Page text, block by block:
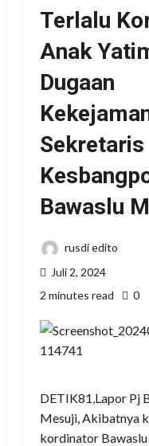
Terlalu
Anak
Dugaan
Sekretaris
Bawaslu
rusdi edito
Juli 2, 2024
2 minutes read
0
DETIK81,Lapor Pj
Mesuji, Akibatnya
kordinator